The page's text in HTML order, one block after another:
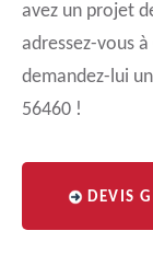
avez un projet
adressez-vous
demandez-lui
56460 !
DEVIS